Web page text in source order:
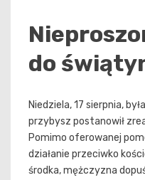
do
Niedziela, 17 sierpnia,
przybysz postanowił
Pomimo oferowanej
działanie przeciwko
środka, mężczyzna